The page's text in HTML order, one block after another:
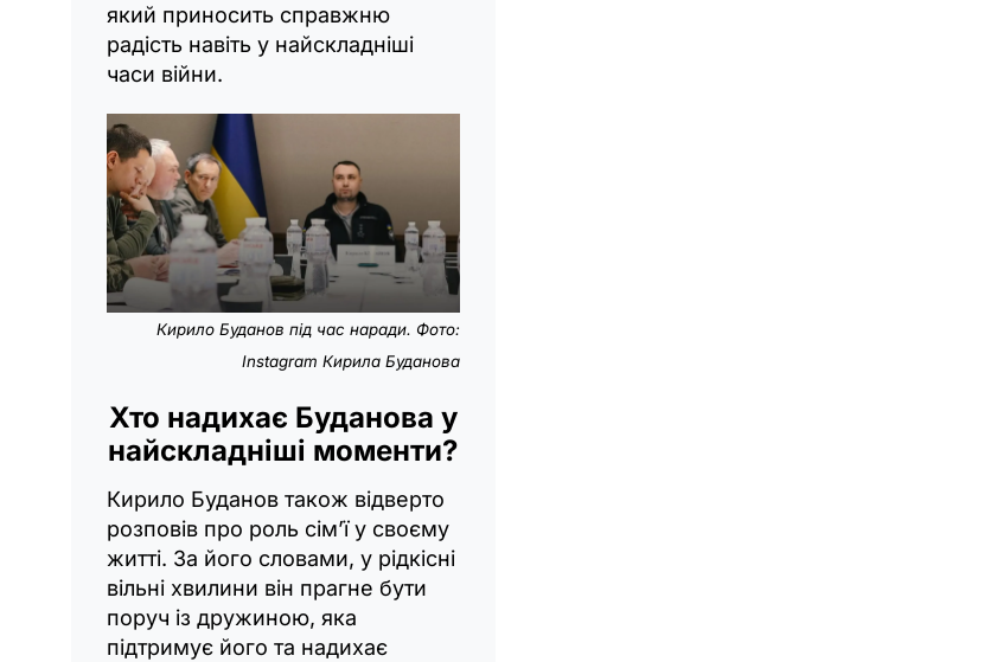
який приносить справжню
радість навіть у найскладніші
часи війни.
Кирило Буданов під час наради. Фото:
Instagram Кирила Буданова
Хто надихає Буданова у
найскладніші моменти?
Кирило Буданов також відверто
розповів про роль сім’ї у своєму
житті. За його словами, у рідкісні
вільні хвилини він прагне бути
поруч із дружиною, яка
підтримує його та надихає